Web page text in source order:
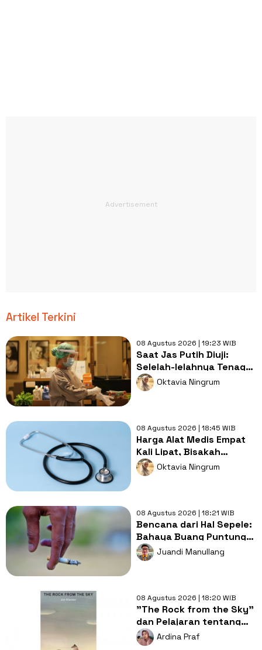
Artikel Terkini
08 Agustus 2026 | 19:23 WIB
Saat Jas Putih Diuji:
Selelah-lelahnya Tenaga
Kesehatan, Tetap Lebih
Melelahkan Jadi Pasien
Oktavia Ningrum
08 Agustus 2026 | 18:45 WIB
Harga Alat Medis Empat
Kali Lipat, Bisakah
Layanan Kesehatan
Tetap Murah?
Oktavia Ningrum
08 Agustus 2026 | 18:21 WIB
Bencana dari Hal Sepele:
Bahaya Buang Puntung
Rokok Sembarangan di
Musim Kemarau
Juandi Manullang
08 Agustus 2026 | 18:20 WIB
"The Rock from the Sky"
dan Pelajaran tentang
Berani Menghadapi
Perubahan
Ardina Praf